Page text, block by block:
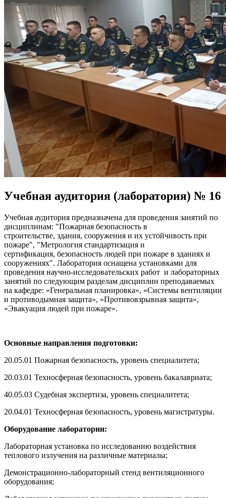
Учебная аудитория (лаборатория) № 16
Учебная аудитория предназначена для проведения занятий по
дисциплинам: "Пожарная безопасность в
строительстве, здания, сооружения и их устойчивость при
пожаре", "Метрология стандартизация и
сертификация, безопасность людей при пожаре в зданиях и
сооружениях". Лаборатория оснащена установками для
проведения научно-исследовательских работ и лабораторных
занятий по следующим разделам дисциплин преподаваемых
на кафедре: «Генеральная планировка», «Системы вентиляции
и противодымная защита», «Противовзрывная защита»,
«Эвакуация людей при пожаре».
Основные направления подготовки:
20.05.01 Пожарная безопасность, уровень специалитета;
20.03.01 Техносферная безопасность, уровень бакалавриата;
40.05.03 Судебная экспертиза, уровень специалитета;
20.04.01 Техносферная безопасность, уровень магистратуры.
Оборудование лаборатории:
Лабораторная установка по исследованию воздействия
теплового излучения на различные материалы;
Демонстрационно-лабораторный стенд вентиляционного
оборудования;